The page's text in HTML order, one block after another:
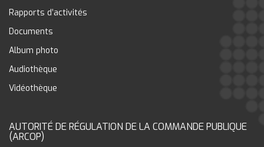
Rapports d’activités
Documents
Album photo
Audiothèque
Vidéothèque
AUTORITÉ DE RÉGULATION DE LA COMMANDE PUBLIQUE
(ARCOP)